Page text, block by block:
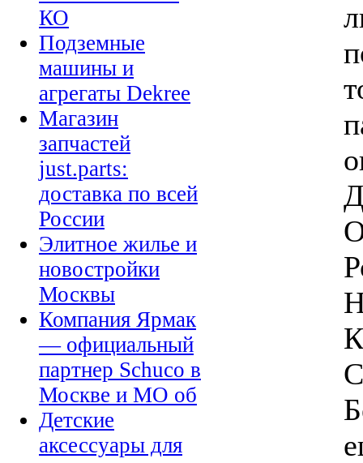
КО
Подземные
машины и
агрегаты Dekree
Магазин
запчастей
just.parts:
доставка по всей
России
Элитное жилье и
новостройки
Москвы
Компания Ярмак
— официальный
партнер Schuco в
Москве и МО об
Детские
аксессуары для